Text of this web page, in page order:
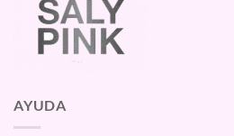
AYUDA